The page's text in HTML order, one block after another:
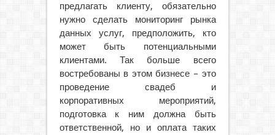
предлагать клиенту, обязательно
нужно сделать мониторинг рынка
данных услуг, предположить, кто
может быть потенциальными
клиентами. Так больше всего
востребованы в этом бизнесе – это
проведение свадеб и
корпоративных мероприятий,
подготовка к ним должна быть
ответственной, но и оплата таких